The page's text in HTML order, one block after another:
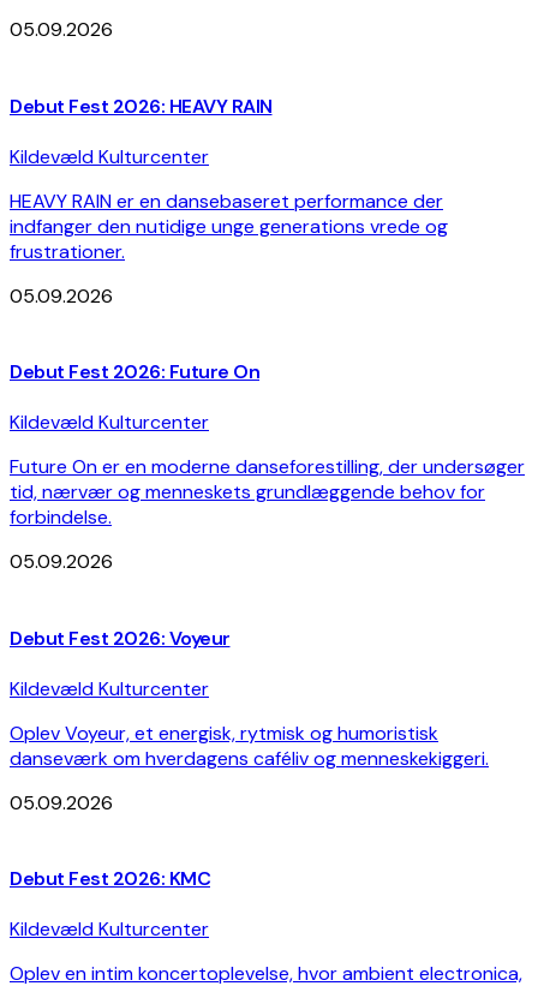
05.09.2026
Debut Fest 2026: HEAVY RAIN
Kildevæld Kulturcenter
HEAVY RAIN er en dansebaseret performance der
indfanger den nutidige unge generations vrede og
frustrationer.
05.09.2026
Debut Fest 2026: Future On
Kildevæld Kulturcenter
Future On er en moderne danseforestilling, der undersøger
tid, nærvær og menneskets grundlæggende behov for
forbindelse.
05.09.2026
Debut Fest 2026: Voyeur
Kildevæld Kulturcenter
Oplev Voyeur, et energisk, rytmisk og humoristisk
danseværk om hverdagens caféliv og menneskekiggeri.
05.09.2026
Debut Fest 2026: KMC
Kildevæld Kulturcenter
Oplev en intim koncertoplevelse, hvor ambient electronica,